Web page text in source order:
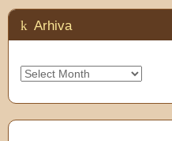
Arhiva
Arhiva